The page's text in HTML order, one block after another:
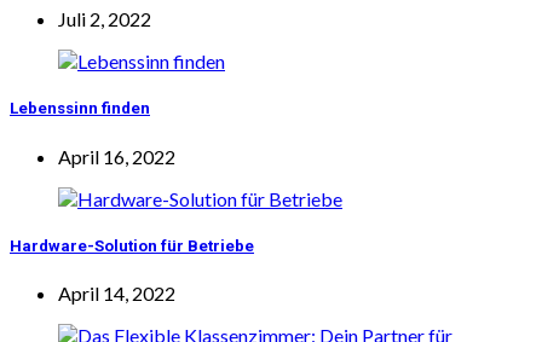
Juli 2, 2022
Lebenssinn finden
April 16, 2022
Hardware-Solution für Betriebe
April 14, 2022